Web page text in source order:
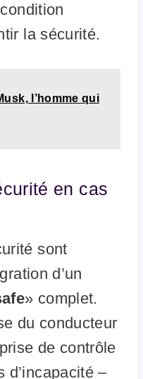
la sécurité.
l’homme qui
en cas
sont
d’un
» complet.
du conducteur
de contrôle
d’incapacité –